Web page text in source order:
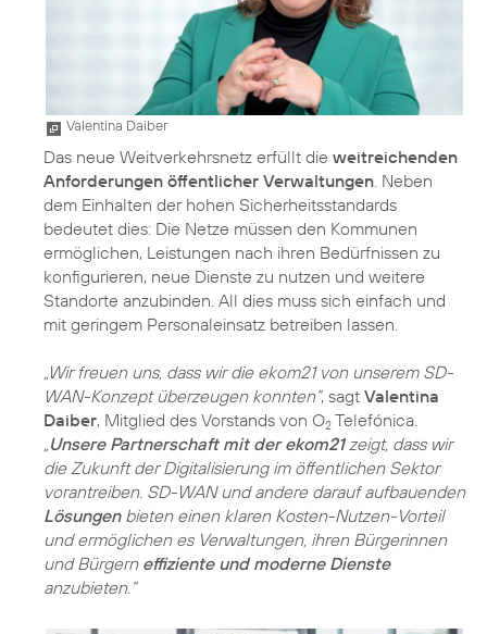
Valentina Daiber
Das neue Weitverkehrsnetz erfüllt die weitreichenden
Anforderungen öffentlicher Verwaltungen. Neben
dem Einhalten der hohen Sicherheitsstandards
bedeutet dies: Die Netze müssen den Kommunen
ermöglichen, Leistungen nach ihren Bedürfnissen zu
konfigurieren, neue Dienste zu nutzen und weitere
Standorte anzubinden. All dies muss sich einfach und
mit geringem Personaleinsatz betreiben lassen.
„Wir freuen uns, dass wir die ekom21 von unserem SD-
WAN-Konzept überzeugen konnten“, sagt Valentina
Daiber, Mitglied des Vorstands von O2 Telefónica.
„Unsere Partnerschaft mit der ekom21zeigt, dass wir
die Zukunft der Digitalisierung im öffentlichen Sektor
vorantreiben. SD-WAN und andere darauf aufbauenden
Lösungenbieten einen klaren Kosten-Nutzen-Vorteil
und ermöglichen es Verwaltungen, ihren Bürgerinnen
und Bürgern effiziente und moderne Dienste
anzubieten.“